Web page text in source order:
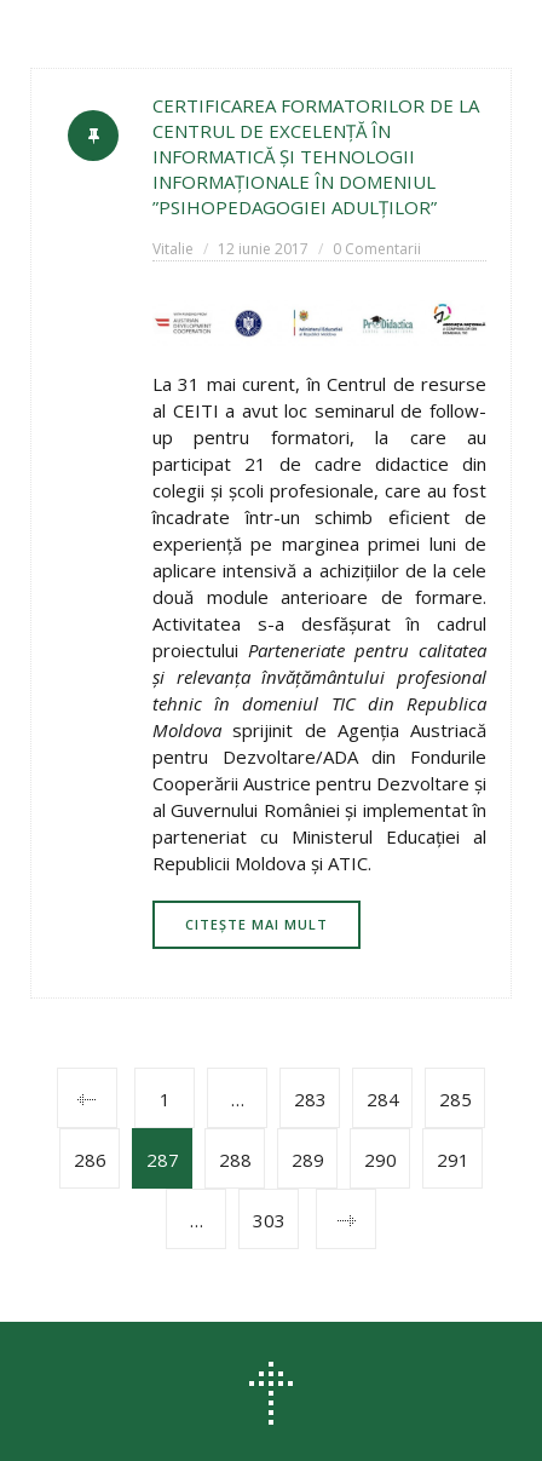
CERTIFICAREA FORMATORILOR DE LA
CENTRUL DE EXCELENȚĂ ÎN
INFORMATICĂ ȘI TEHNOLOGII
INFORMAȚIONALE ÎN DOMENIUL
”PSIHOPEDAGOGIEI ADULȚILOR”
Vitalie 12 iunie 2017 0 Comentarii
La 31 mai curent, în Centrul de resurse
al CEITI a avut loc seminarul de follow-
up pentru formatori, la care au
participat 21 de cadre didactice din
colegii și școli profesionale, care au fost
încadrate într-un schimb eficient de
experiență pe marginea primei luni de
aplicare intensivă a achizițiilor de la cele
două module anterioare de formare.
Activitatea s-a desfășurat în cadrul
proiectului Parteneriate pentru calitatea
și relevanţa învăţământului profesional
tehnic în domeniul TIC din Republica
Moldova sprijinit de Agenția Austriacă
pentru Dezvoltare/ADA din Fondurile
Cooperării Austrice pentru Dezvoltare și
al Guvernului României și implementat în
parteneriat cu Ministerul Educației al
Republicii Moldova și ATIC.
CITEȘTE MAI MULT
POSTS
NAVIGATION
1 … 283 284 285
286 287 288 289 290 291
… 303